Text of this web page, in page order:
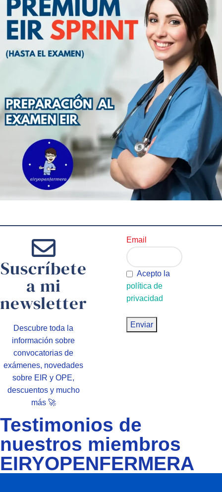
Suscríbete
a mi
newsletter
Descubre toda la
información sobre
convocatorias de
exámenes, novedades
sobre EIR y OPE,
descuentos y mucho
más 🚀
Email
Acepto la
política de
privacidad
Testimonios de
nuestros miembros
EIRYOPENFERMERA